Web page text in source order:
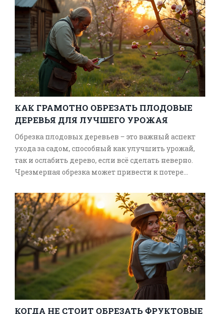
проводить обрезку плодовых деревьев, чтобы
обеспечить наилучший урожай. Вы узнаете о
преимуществах и недостатках каждого времени
года, а также об интересных фактах и советах по
обрезке.
КАК ГРАМОТНО ОБРЕЗАТЬ ПЛОДОВЫЕ
ДЕРЕВЬЯ ДЛЯ ЛУЧШЕГО УРОЖАЯ
Обрезка плодовых деревьев – это важный аспект
ухода за садом, способный как улучшить урожай,
так и ослабить дерево, если всё сделать неверно.
Чрезмерная обрезка может привести к потере
роста дерева. В статье рассматриваются основные
принципы обрезки, возможные ошибки в процессе
и советы по уходу за деревьями после обрезки.
Также приводятся практические рекомендации по
правильной технике для наилучшего здоровья
вашего сада.
КОГДА НЕ СТОИТ ОБРЕЗАТЬ ФРУКТОВЫЕ